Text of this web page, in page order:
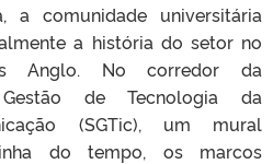
a comunidade universitária
a história do setor no
Anglo. No corredor da
de Tecnologia da
(SGTic), um mural
do tempo, os marcos